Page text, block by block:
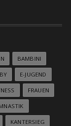
BAMBINI
E-JUGEND
FRAUEN
KANTERSIEG